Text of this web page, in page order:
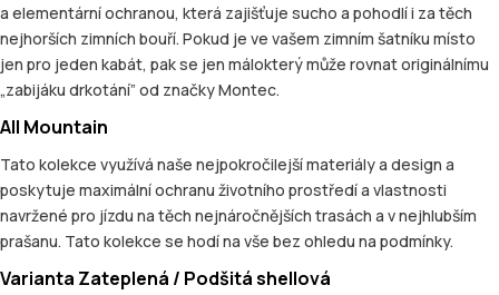
a elementární ochranou, která zajišťuje sucho a pohodlí i za těch
nejhorších zimních bouří. Pokud je ve vašem zimním šatníku místo
jen pro jeden kabát, pak se jen málokterý může rovnat originálnímu
„zabijáku drkotání” od značky Montec.
All Mountain
Tato kolekce využívá naše nejpokročilejší materiály a design a
poskytuje maximální ochranu životního prostředí a vlastnosti
navržené pro jízdu na těch nejnáročnějších trasách a v nejhlubším
prašanu. Tato kolekce se hodí na vše bez ohledu na podmínky.
Varianta Zateplená / Podšitá shellová